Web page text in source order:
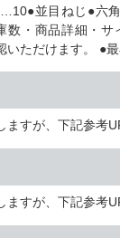
並目ねじ●六
数・商品詳細・サ
いただけます。 ●
ますが、下記参考
ますが、下記参考